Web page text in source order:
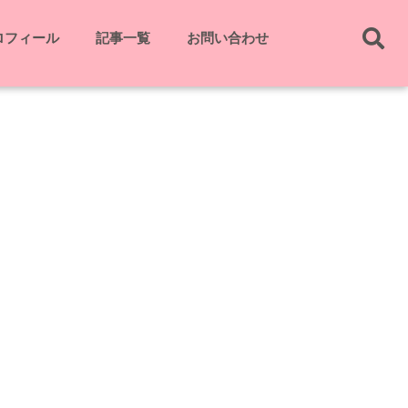
フィール 記事一覧 お問い合わせ